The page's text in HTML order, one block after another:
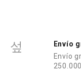
Envío
Envío